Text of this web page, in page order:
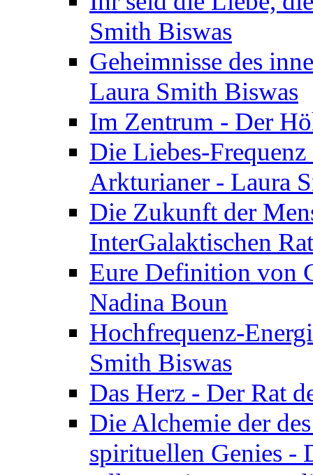
Smith Biswas
Geheimnisse des
Laura Smith Biswas
Im Zentrum - Der
Die Liebes-
Arkturianer - Laura
Die Zukunft der
InterGalaktischen
Eure Definition von
Nadina Boun
Hochfrequenz-
Smith Biswas
Das Herz - Der Rat
Die Alchemie der
spirituellen Genies -